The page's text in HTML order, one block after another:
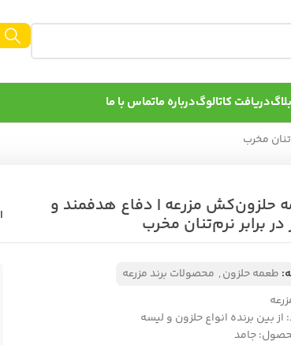
دریافت کاتالوگدرباره ماتماس با ما
مخرب
حلزون‌کش مزرعه | دفاع هدفمند و
در برابر نرم‌تنان مخرب
طعمه حلزون, محصولات برند مزرعه
از بین برنده انواع حلزون و لیسه
جامد